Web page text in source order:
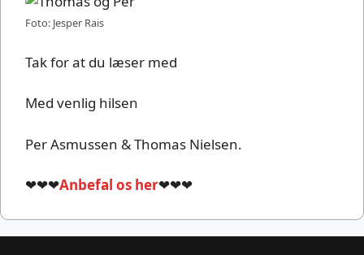
Foto: Jesper Rais
Tak for at du læser med
Med venlig hilsen
Per Asmussen & Thomas Nielsen.
❤❤❤Anbefal os her❤❤❤